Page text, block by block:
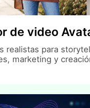
de video
realistas para
marketing y